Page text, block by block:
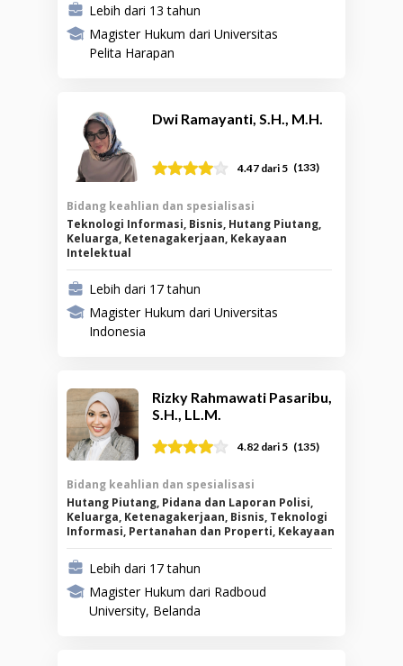
Lebih dari 13 tahun
Magister Hukum dari Universitas
Pelita Harapan
Dwi Ramayanti, S.H., M.H.
4.47 dari 5 (133)
Bidang keahlian dan spesialisasi
Teknologi Informasi, Bisnis, Hutang Piutang,
Keluarga, Ketenagakerjaan, Kekayaan
Intelektual
Lebih dari 17 tahun
Magister Hukum dari Universitas
Indonesia
Rizky Rahmawati Pasaribu,
S.H., LL.M.
4.82 dari 5 (135)
Bidang keahlian dan spesialisasi
Hutang Piutang, Pidana dan Laporan Polisi,
Keluarga, Ketenagakerjaan, Bisnis, Teknologi
Informasi, Pertanahan dan Properti, Kekayaan
Intelektual
Lebih dari 17 tahun
Magister Hukum dari Radboud
University, Belanda